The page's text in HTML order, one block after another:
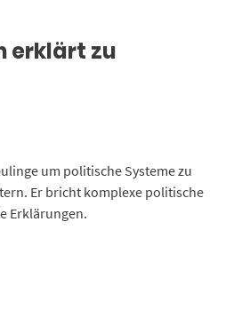
erklärt zu
um politische Systeme zu
Er bricht komplexe politische
Erklärungen.